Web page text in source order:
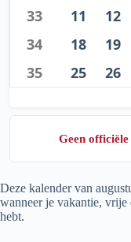
33
11 12
34
18 19
35
25 26
Geen officiële
Deze kalender van
wanneer je vakantie, vrije
hebt.